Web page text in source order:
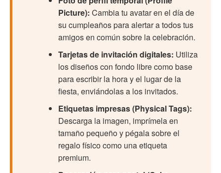
Picture): Cambia tu avatar en el día de
su cumpleaños para alertar a todos tus
amigos en común sobre la celebración.
Tarjetas de invitación digitales: Utiliza
los diseños con fondo libre como base
para escribir la hora y el lugar de la
fiesta, enviándolas a los invitados.
Etiquetas impresas (Physical Tags):
Descarga la imagen, imprímela en
tamaño pequeño y pégala sobre el
regalo físico como una etiqueta
premium.